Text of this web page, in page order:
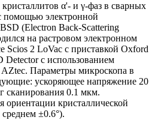
α'- и γ-фаз в сварных
помощью электронной
(Electron Back-Scattering
на растровом электронном
Scios 2 LoVac с приставкой Oxford
Detector с использованием
Параметры микроскопа в
ускоряющее напряжение 20
сканирования 0.1 мкм.
ориентации кристаллической
±0.6°).